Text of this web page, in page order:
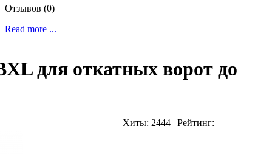
Отзывов (0)
Read more ...
для откатных ворот до
Хиты: 2444 | Рейтинг: